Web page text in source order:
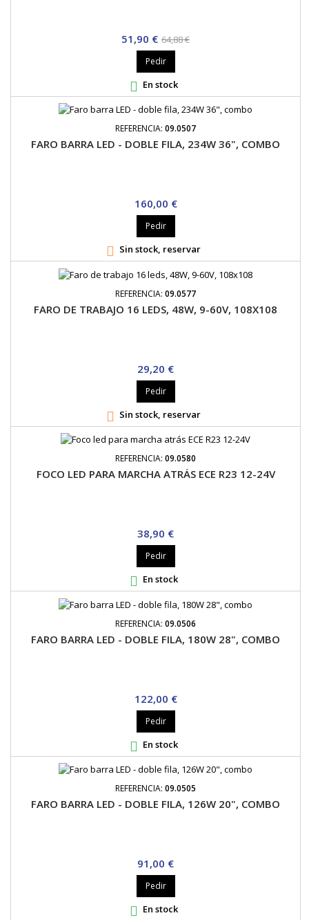
Precio
51,90 € Precio
base
64,88 €
Pedir
 En stock
REFERENCIA: 09.0507
FARO BARRA LED - DOBLE FILA, 234W 36", COMBO
Precio
160,00 €
Pedir
 Sin stock, reservar
REFERENCIA: 09.0577
FARO DE TRABAJO 16 LEDS, 48W, 9-60V, 108X108
Precio
29,20 €
Pedir
 Sin stock, reservar
REFERENCIA: 09.0580
FOCO LED PARA MARCHA ATRÁS ECE R23 12-24V
Precio
38,90 €
Pedir
 En stock
REFERENCIA: 09.0506
FARO BARRA LED - DOBLE FILA, 180W 28", COMBO
Precio
122,00 €
Pedir
 En stock
REFERENCIA: 09.0505
FARO BARRA LED - DOBLE FILA, 126W 20", COMBO
Precio
91,00 €
Pedir
 En stock